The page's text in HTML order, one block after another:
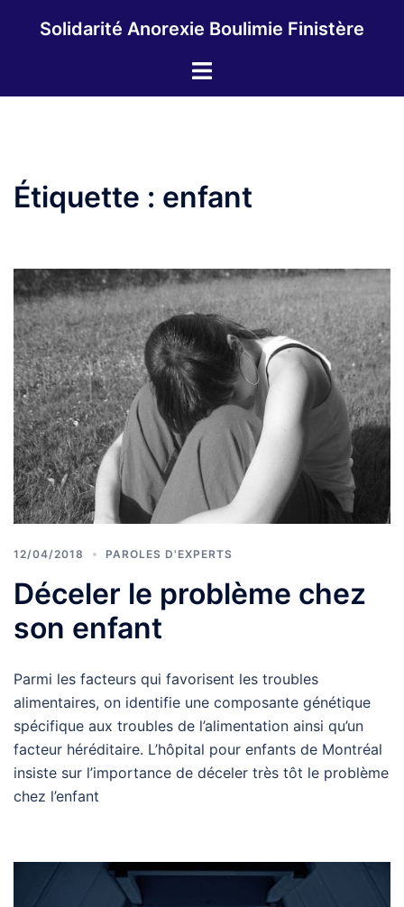
Solidarité Anorexie Boulimie Finistère
Ouvrir/fermer
Étiquette : enfant
12/04/2018 PAROLES D'EXPERTS
Déceler le problème chez
son enfant
Parmi les facteurs qui favorisent les troubles
alimentaires, on identifie une composante génétique
spécifique aux troubles de l’alimentation ainsi qu’un
facteur héréditaire. L’hôpital pour enfants de Montréal
insiste sur l’importance de déceler très tôt le problème
chez l’enfant